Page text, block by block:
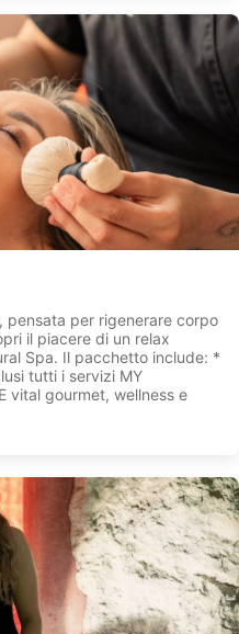
pensata per rigenerare corpo
il piacere di un relax
Spa. Il pacchetto include: *
tutti i servizi MY
vital gourmet, wellness e